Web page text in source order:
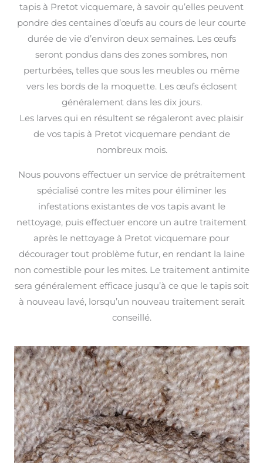
tapis à Pretot vicquemare, à savoir qu’elles peuvent
pondre des centaines d’œufs au cours de leur courte
durée de vie d’environ deux semaines. Les œufs
seront pondus dans des zones sombres, non
perturbées, telles que sous les meubles ou même
vers les bords de la moquette. Les œufs éclosent
généralement dans les dix jours.
Les larves qui en résultent se régaleront avec plaisir
de vos tapis à Pretot vicquemare pendant de
nombreux mois.
Nous pouvons effectuer un service de prétraitement
spécialisé contre les mites pour éliminer les
infestations existantes de vos tapis avant le
nettoyage, puis effectuer encore un autre traitement
après le nettoyage à Pretot vicquemare pour
décourager tout problème futur, en rendant la laine
non comestible pour les mites. Le traitement antimite
sera généralement efficace jusqu’à ce que le tapis soit
à nouveau lavé, lorsqu’un nouveau traitement serait
conseillé.